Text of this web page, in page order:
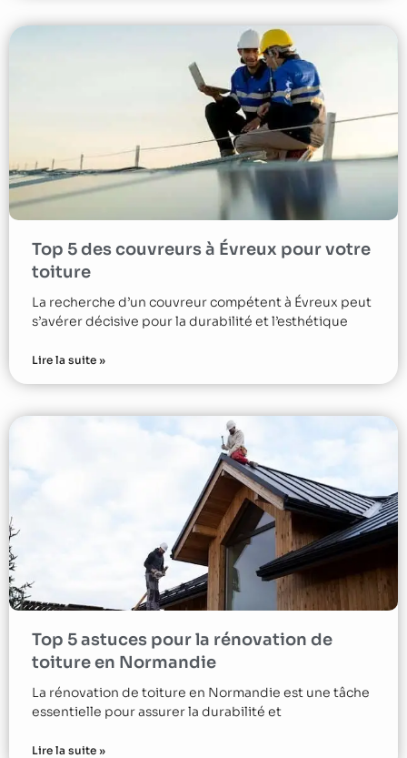
Top 5 des couvreurs à Évreux pour votre
toiture
La recherche d’un couvreur compétent à Évreux peut
s’avérer décisive pour la durabilité et l’esthétique
Lire la suite »
Top 5 astuces pour la rénovation de
toiture en Normandie
La rénovation de toiture en Normandie est une tâche
essentielle pour assurer la durabilité et
Lire la suite »